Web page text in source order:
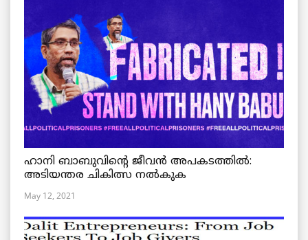
ഹാനി ബാബുവിന്റെ ജീവൻ അപകടത്തിൽ:
അടിയന്തര ചികിത്സ നൽകുക
May 12, 2021